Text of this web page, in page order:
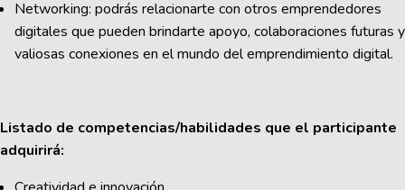
Networking: podrás relacionarte con otros emprendedores
digitales que pueden brindarte apoyo, colaboraciones futuras y
valiosas conexiones en el mundo del emprendimiento digital.
Listado de competencias/habilidades que el participante
adquirirá: